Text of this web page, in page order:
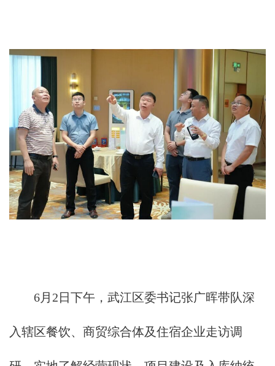
6月2日下午，武江区委书记张广晖带队深
入辖区餐饮、商贸综合体及住宿企业走访调